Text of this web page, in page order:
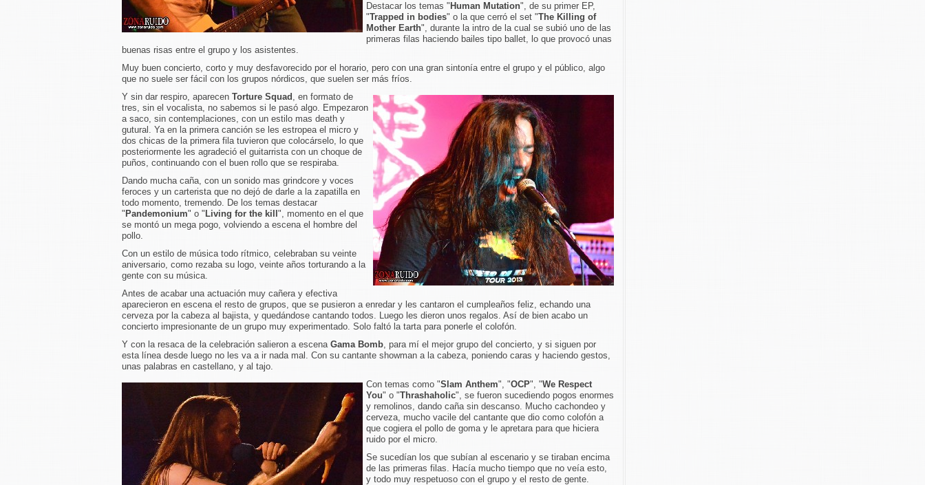
Destacar los temas " Human Mutation", de su primer EP,
"Trapped in bodies" o la que cerró el set "The Killing of
Mother Earth", durante la intro de la cual se subió uno de las
primeras filas haciendo bailes tipo ballet, lo que provocó unas
buenas risas entre el grupo y los asistentes.
Muy buen concierto, corto y muy desfavorecido por el horario, pero con una gran sintonía entre el grupo y el público, algo
que no suele ser fácil con los grupos nórdicos, que suelen ser más fríos.
Y sin dar respiro, aparecen Torture Squad , en formato de
tres, sin el vocalista, no sabemos si le pasó algo. Empezaron
a saco, sin contemplaciones, con un estilo mas death y
gutural. Ya en la primera canción se les estropea el micro y
dos chicas de la primera fila tuvieron que colocárselo, lo que
posteriormente les agradeció el guitarrista con un choque de
puños, continuando con el buen rollo que se respiraba.
Dando mucha caña, con un sonido mas grindcore y voces
feroces y un carterista que no dejó de darle a la zapatilla en
todo momento, tremendo. De los temas destacar
" Pandemonium" o " Living for the kill ", momento en el que
se montó un mega pogo, volviendo a escena el hombre del
pollo.
Con un estilo de música todo rítmico, celebraban su veinte
aniversario, como rezaba su logo, veinte años torturando a la
gente con su música.
Antes de acabar una actuación muy cañera y efectiva
aparecieron en escena el resto de grupos, que se pusieron a enredar y les cantaron el cumpleaños feliz, echando una
cerveza por la cabeza al bajista, y quedándose cantando todos. Luego les dieron unos regalos. Así de bien acabo un
concierto impresionante de un grupo muy experimentado. Solo faltó la tarta para ponerle el colofón.
Y con la resaca de la celebración salieron a escena Gama Bomb, para mí el mejor grupo del concierto, y si siguen por
esta línea desde luego no les va a ir nada mal. Con su cantante showman a la cabeza, poniendo caras y haciendo gestos,
unas palabras en castellano, y al tajo.
Con temas como "Slam Anthem", "OCP", "We Respect
You" o "Thrashaholic", se fueron sucediendo pogos enormes
y remolinos, dando caña sin descanso. Mucho cachondeo y
cerveza, mucho vacile del cantante que dio como colofón a
que cogiera el pollo de goma y le apretara para que hiciera
ruido por el micro.
Se sucedían los que subían al escenario y se tiraban encima
de las primeras filas. Hacía mucho tiempo que no veía esto,
y todo muy respetuoso con el grupo y el resto de gente.